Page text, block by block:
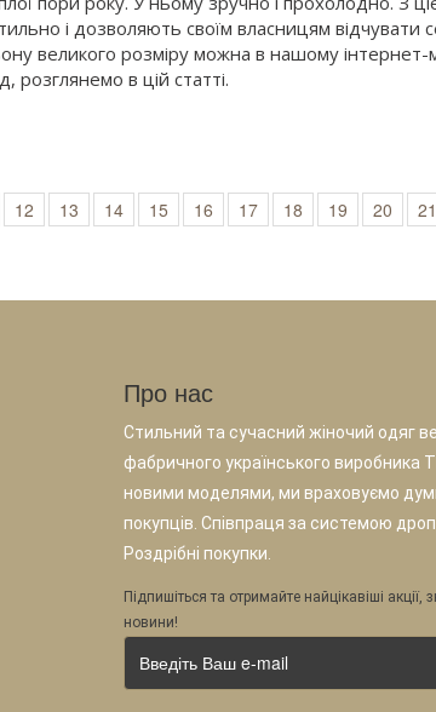
і дозволяють своїм власницям
великого розміру можна в нашому інтернет-
розглянемо в цій статті.
12 13 14 15 16 17 18 19 20 21
Про нас
Стильний та сучасний жіночий одяг
фабричного українського виробника
новими моделями, ми враховуємо
покупців. Співпраця за системою
Роздрібні покупки.
Підпишіться та отримайте найцікавіші акції,
новини!